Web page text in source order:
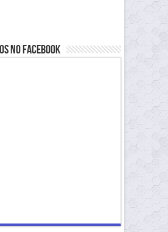
no Facebook